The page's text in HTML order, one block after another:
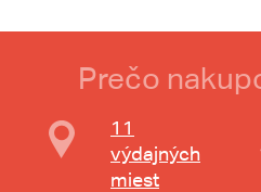
Prečo
11
výdajných
miest